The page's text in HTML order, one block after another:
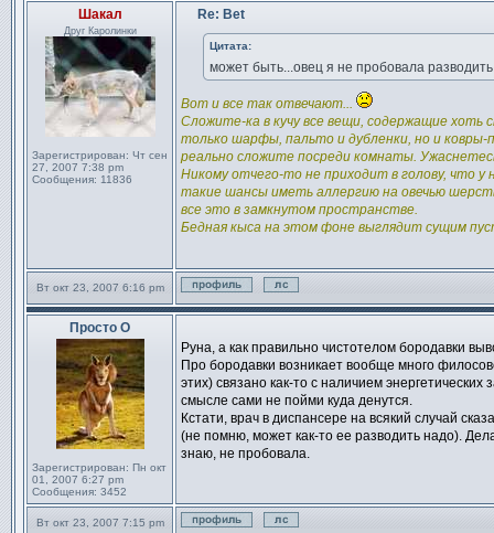
Шакал
Друг Каролинки
Зарегистрирован: Чт сен
27, 2007 7:38 pm
Сообщения: 11836
Re: Bet
Цитата:
может быть...овец я не пробовала разводить
Вот и все так отвечают...
Сложите-ка в кучу все вещи, содержащие хоть
только шарфы, пальто и дубленки, но и ковры-
реально сложите посреди комнаты.
Никому отчего-то не приходит в голову, что у
такие шансы иметь аллергию на овечью
все это в замкнутом пространстве.
Бедная кыса на этом фоне выглядит сущим
Вт окт 23, 2007 6:16 pm
Профиль
Отправить личное
Просто О
Зарегистрирован: Пн окт
01, 2007 6:27 pm
Сообщения: 3452
Руна, а как правильно чистотелом бородавки
Про бородавки возникает вообще много
этих) связано как-то с наличием
смысле сами не пойми куда денутся.
Кстати, врач в диспансере на всякий случай
(не помню, может как-то ее разводить надо).
знаю, не пробовала.
Вт окт 23, 2007 7:15 pm